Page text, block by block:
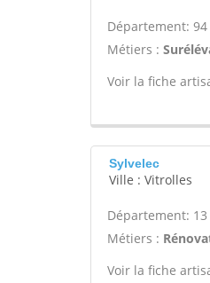
Département: 94
Métiers :
Voir la fiche
Sylvelec
Ville : Vitrolles
Département: 13
Métiers :
Voir la fiche